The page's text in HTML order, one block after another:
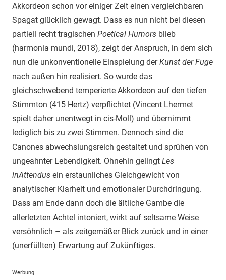
Akkordeon schon vor einiger Zeit einen vergleichbaren
Spagat glücklich gewagt. Dass es nun nicht bei diesen
partiell recht tragischen Poetical Humors blieb
(harmonia mundi, 2018), zeigt der Anspruch, in dem sich
nun die unkonventionelle Einspielung derKunst der Fuge
nach außen hin realisiert. So wurde das
gleichschwebend temperierte Akkordeon auf den tiefen
Stimmton (415 Hertz) verpflichtet (Vincent Lhermet
spielt daher unentwegt in cis-Moll) und übernimmt
lediglich bis zu zwei Stimmen. Dennoch sind die
Canones abwechslungsreich gestaltet und sprühen von
ungeahnter Lebendigkeit. Ohnehin gelingt Les
inAttendus ein erstaunliches Gleichgewicht von
analytischer Klarheit und emotionaler Durchdringung.
Dass am Ende dann doch die ältliche Gambe die
allerletzten Achtel intoniert, wirkt auf seltsame Weise
versöhnlich – als zeitgemäßer Blick zurück und in einer
(unerfüllten) Erwartung auf Zukünftiges.
Werbung